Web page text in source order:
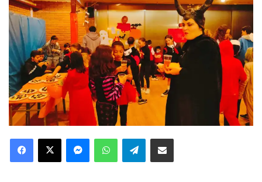
Facebook
X MessengerWhatsAppTelegramCompartir via Email